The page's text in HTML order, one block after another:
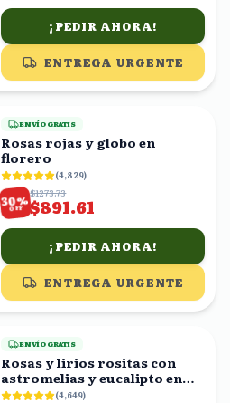
¡PEDIR AHORA!
ENTREGA URGENTE
ENVÍO GRATIS
Rosas rojas y globo en
florero
(4,829)
30%
OFF
$1273.73
$891.61
¡PEDIR AHORA!
ENTREGA URGENTE
ENVÍO GRATIS
Rosas y lirios rositas con
astromelias y eucalipto en
florero (4,649)